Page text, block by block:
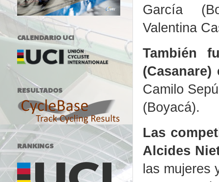
García
Valentina
También
Camilo
(Boyacá).
Las
Alcides
las mujeres
CALENDARIO UCI
RESULTADOS
RANKINGS